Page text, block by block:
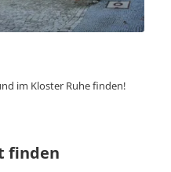
im Kloster Ruhe finden!
finden